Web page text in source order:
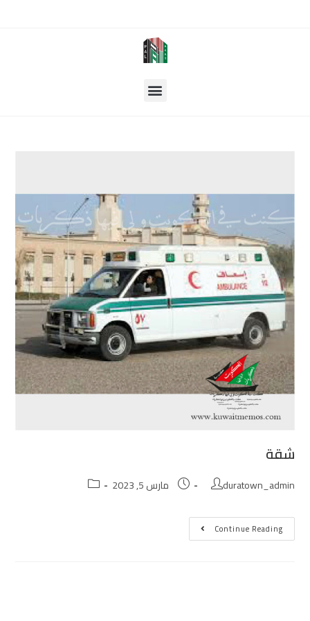
شقة
duratown_admin مارس 5, 2023
Continue Reading